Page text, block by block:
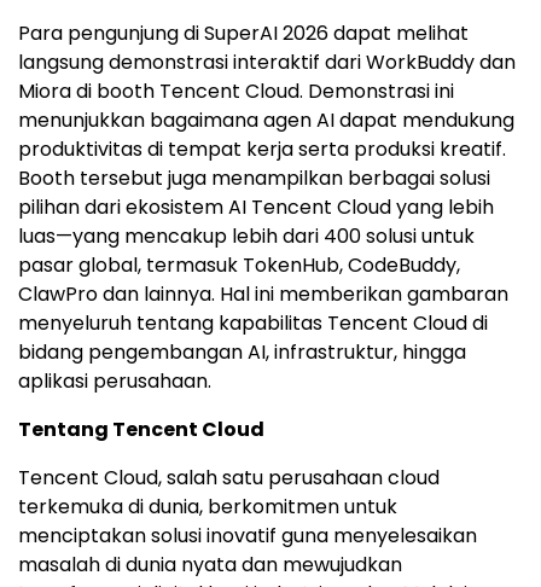
Para pengunjung di SuperAI 2026 dapat melihat
langsung demonstrasi interaktif dari WorkBuddy dan
Miora di booth Tencent Cloud. Demonstrasi ini
menunjukkan bagaimana agen AI dapat mendukung
produktivitas di tempat kerja serta produksi kreatif.
Booth tersebut juga menampilkan berbagai solusi
pilihan dari ekosistem AI Tencent Cloud yang lebih
luas—yang mencakup lebih dari 400 solusi untuk
pasar global, termasuk TokenHub, CodeBuddy,
ClawPro dan lainnya. Hal ini memberikan gambaran
menyeluruh tentang kapabilitas Tencent Cloud di
bidang pengembangan AI, infrastruktur, hingga
aplikasi perusahaan.
Tentang Tencent Cloud
Tencent Cloud, salah satu perusahaan cloud
terkemuka di dunia, berkomitmen untuk
menciptakan solusi inovatif guna menyelesaikan
masalah di dunia nyata dan mewujudkan